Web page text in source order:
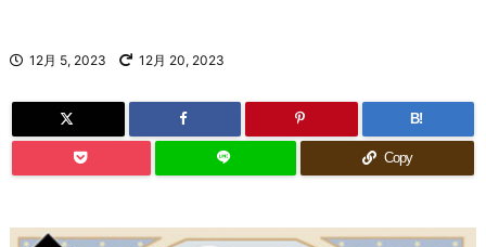
12月 5, 2023 12月 20, 2023
B!
Copy